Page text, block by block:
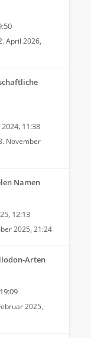
April 2026,
11:38
November
Namen
12:13
2025, 21:24
Arten
2025,